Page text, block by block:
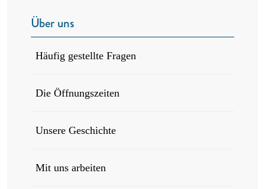
Über uns
Häufig gestellte Fragen
Die Öffnungszeiten
Unsere Geschichte
Mit uns arbeiten